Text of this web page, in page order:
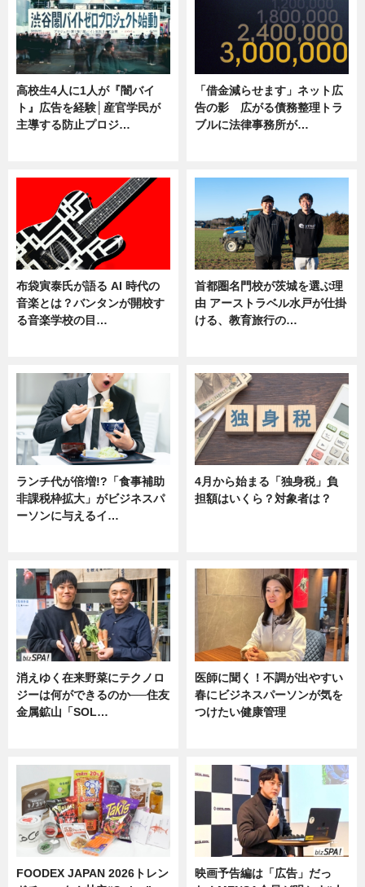
高校生4人に1人が『闇バイ
ト』広告を経験│産官学民が
主導する防止プロジ…
「借金減らせます」ネット広
告の影 広がる債務整理トラ
ブルに法律事務所が…
布袋寅泰氏が語る AI 時代の
音楽とは？バンタンが開校す
る音楽学校の目…
首都圏名門校が茨城を選ぶ理
由 アーストラベル水戸が仕掛
ける、教育旅行の…
ランチ代が倍増!?「食事補助
非課税枠拡大」がビジネスパ
ーソンに与えるイ…
4月から始まる「独身税」負
担額はいくら？対象者は？
消えゆく在来野菜にテクノロ
ジーは何ができるのか──住友
金属鉱山「SOL…
医師に聞く！不調が出やすい
春にビジネスパーソンが気を
つけたい健康管理
FOODEX JAPAN 2026トレン
映画予告編は「広告」だっ